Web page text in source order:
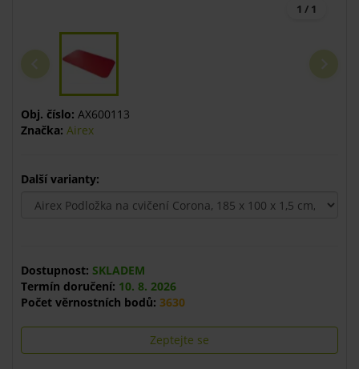
1 / 1
Obj. číslo: AX600113
Značka: Airex
Další varianty:
Dostupnost: SKLADEM
Termín doručení: 10. 8. 2026
Počet věrnostních bodů: 3630
Zeptejte se